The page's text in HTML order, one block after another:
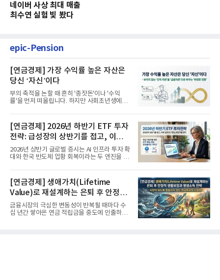
네이버 사상 최대 매출
최수연 실험 빛 봤다
epic-Pension
[연금경제] 가장 수익률 높은 자산은
당신 ‘자신’이다
부의 축적을 논할 때 흔히 '종잣돈'이나 '수익
률'을 먼저 떠올립니다. 하지만 사회초년생에게
[연금경제] 2026년 하반기 ETF 투자
전략: 급성장의 상반기를 접고, 이제
'실적'이 가르는 하반기를 맞다
2026년 상반기 글로벌 증시는 AI 인프라 투자 확
대와 한국 반도체 업황 회복이라는 두 엔진을 달
[연금경제] 생애가치(Lifetime
Value)로 재설계하는 은퇴 후 안정적
생활보장과 평생소득 전략
금융시장의 극심한 변동성이 반복될 때마다 수
십 년간 쌓아온 연금 적립금을 중도에 인출하거